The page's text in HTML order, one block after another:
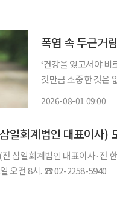
폭염 속 두근거
‘건강을 잃고서야
것만큼 소중한 것은
2026-08-01 09:00
일회계법인 대표이사)
삼일회계법인 대표이사·전
오전 8시. ☎ 02-2258-5940